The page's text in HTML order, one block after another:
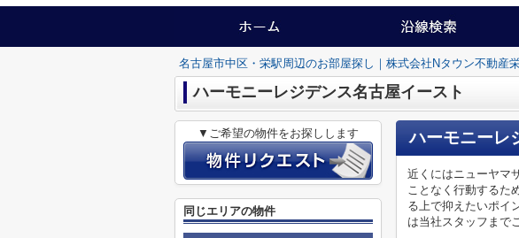
名古屋市中区・栄駅周辺のお部屋探し｜株式会社Nタウン不動産
ハーモニーレジデンス名古屋イースト
ハーモニーレ
近くにはニューヤマ
ことなく行動するた
る上で抑えたいポイ
は当社スタッフまで
▼ご希望の物件をお探しします
同じエリアの物件